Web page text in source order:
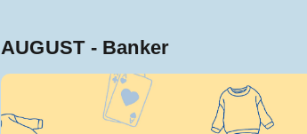
AUGUST - Banker